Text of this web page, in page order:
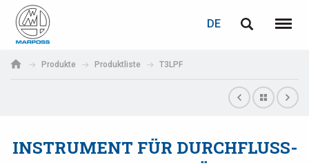
S.p.A.
DE
Menü
Produkte Produktliste T3LPF
INSTRUMENT FÜR DURCHFLUSS-
Deutsch
Español
LOGIN
Passwort